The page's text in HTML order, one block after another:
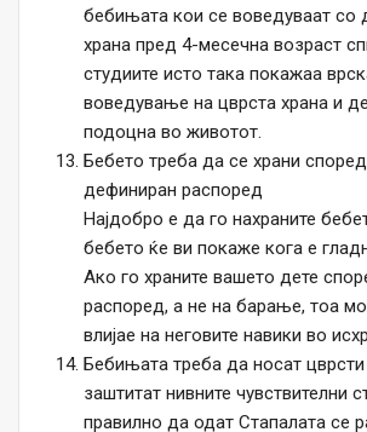
бебињата кои се воведуваат со
храна пред 4-месечна возраст
студиите исто така покажаа
воведување на цврста храна и
подоцна во животот.
Бебето треба да се храни
дефиниран распоред
Најдобро е да го нахраните
бебето ќе ви покаже кога е
Ако го храните вашето дете
распоред, а не на барање, тоа
влијае на неговите навики во
Бебињата треба да носат
заштитат нивните чувствителни
правилно да одат Стапалата се